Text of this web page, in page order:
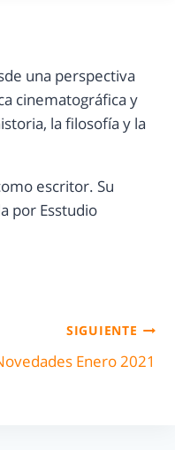
una perspectiva
cinematográfica y
la filosofía y la
escritor. Su
por Esstudio
SIGUIENTE
Enero 2021